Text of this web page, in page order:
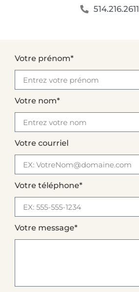
514.216.2611
Votre prénom*
Votre nom*
Votre courriel
Votre téléphone*
Votre message*